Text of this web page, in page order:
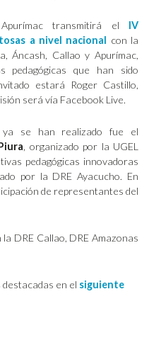
transmitirá el IV
a nivel nacional con la
Áncash, Callao y Apurímac,
pedagógicas que han sido
estará Roger Castillo,
será vía Facebook Live.
ya se han realizado fue el
, organizado por la UGEL
pedagógicas innovadoras
por la DRE Ayacucho. En
de representantes del
DRE Callao, DRE Amazonas
en el siguiente